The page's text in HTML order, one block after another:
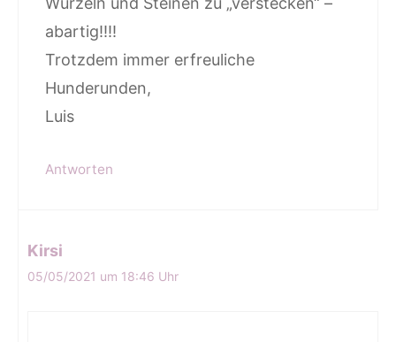
abartig!!!!
Trotzdem immer erfreuliche
Hunderunden,
Luis
Antworten
Kirsi
05/05/2021 um 18:46 Uhr